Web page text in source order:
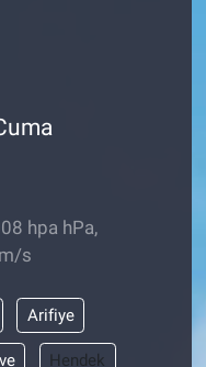
hpa hPa,
s
Arifiye
Hendek